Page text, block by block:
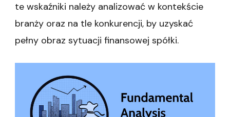
te wskaźniki należy analizować w kontekście
branży oraz na tle konkurencji, by uzyskać
pełny obraz sytuacji finansowej spółki.